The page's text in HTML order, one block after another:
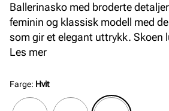
Ballerinasko med broderte
feminin og klassisk modell med
som gir et elegant uttrykk. Skoen
justerbar reim over vristen, som
Les mer
Farge: Hvit